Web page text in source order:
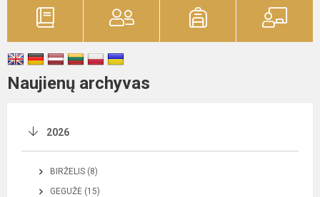
Naujienų archyvas
2026
BIRŽELIS (8)
GEGUŽĖ (15)